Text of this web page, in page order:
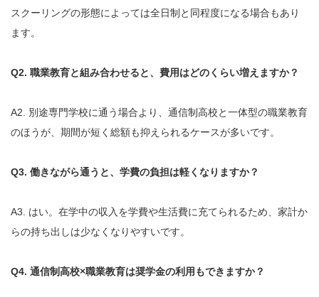
スクーリングの形態によっては全日制と同程度になる場合もあり
ます。
Q2. 職業教育と組み合わせると、費用はどのくらい増えますか？
A2. 別途専門学校に通う場合より、通信制高校と一体型の職業教育
のほうが、期間が短く総額も抑えられるケースが多いです。
Q3. 働きながら通うと、学費の負担は軽くなりますか？
A3. はい。在学中の収入を学費や生活費に充てられるため、家計か
らの持ち出しは少なくなりやすいです。
Q4. 通信制高校×職業教育は奨学金の利用もできますか？